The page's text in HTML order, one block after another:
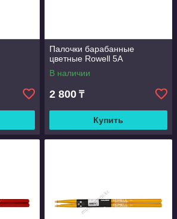
Палочки барабанные
цветные Rowell 5A
В наличии
2 800 ₸
Купить